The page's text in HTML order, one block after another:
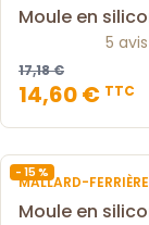
Moule en
5 avis
17,18 €
14,60 € TTC
- 15 %
MALLARD-FERRIÈRE
Moule en